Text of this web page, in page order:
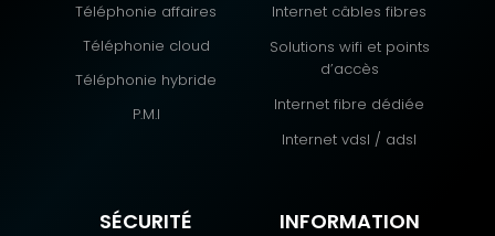
Téléphonie affaires
Téléphonie cloud
Téléphonie hybride
P.M.I
Internet câbles fibres
Solutions wifi et points
d’accès
Internet fibre dédiée
Internet vdsl / adsl
SÉCURITÉ INFORMATION